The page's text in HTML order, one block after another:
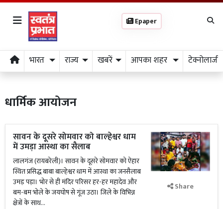
Epaper
भारत राज्य खबरें आपका शहर टेक्नोलाजी
धार्मिक आयोजन
सावन के दूसरे सोमवार को बाल्हेश्वर धाम
में उमड़ा आस्था का सैलाब
लालगंज (रायबरेली)। सावन के दूसरे सोमवार को ऐहार
स्थित प्रसिद्ध बाबा बाल्हेश्वर धाम में आस्था का जनसैलाब
उमड़ पड़ा। भोर से ही मंदिर परिसर हर-हर महादेव और
बम-बम भोले के जयघोष से गूंज उठा। जिले के विभिन्न
क्षेत्रों के साथ...
Share